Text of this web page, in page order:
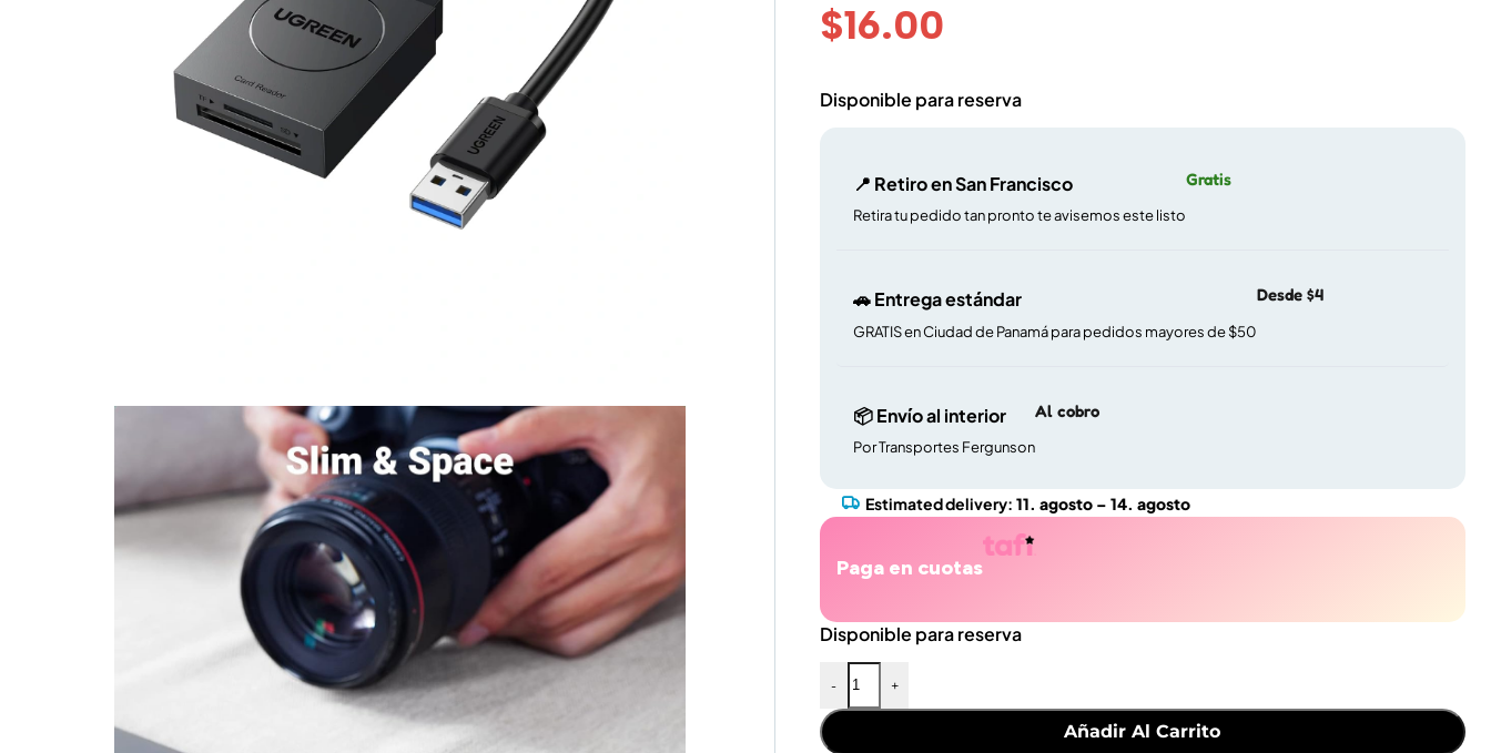
$16.00
Disponible para reserva
📍 Retiro en San Francisco
Retira tu pedido tan pronto te avisemos este listo
Gratis
🚗 Entrega estándar
GRATIS en Ciudad de Panamá para pedidos mayores de $50
Desde $4
📦 Envío al interior
Por Transportes Fergunson
Al cobro
Estimated delivery: 11. agosto – 14. agosto
Paga en cuotas
Disponible para reserva
- +
Añadir Al Carrito